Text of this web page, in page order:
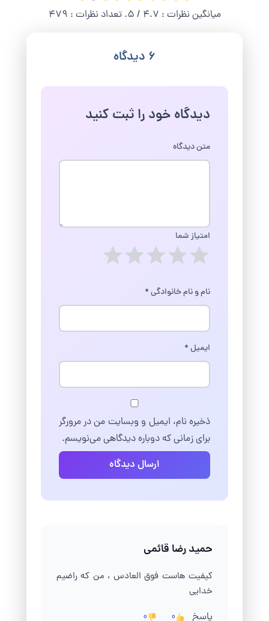
میانگین نظرات : 4.7 / 5. تعداد نظرات : 479
6 دیدگاه
دیدگاه خود را ثبت کنید
متن دیدگاه
امتیاز شما
نام و نام خانوادگی*
ایمیل*
ذخیره نام، ایمیل و وبسایت من در مرورگر
برای زمانی که دوباره دیدگاهی می‌نویسم.
ارسال دیدگاه
حمید رضا قائمی
کیفیت هاست فوق العادس ، من که راضیم
خدایی
پاسخ 0
0